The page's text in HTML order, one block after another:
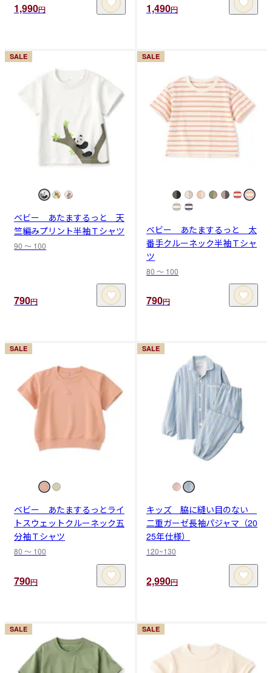
1,990円 1,490円
SALE
ベビー あたまするっと 天
竺編みプリント半袖Ｔシャツ
90 〜 100
790円
SALE
ベビー あたまするっと 太
番手クルーネック半袖Ｔシャ
ツ
80 〜 100
790円
SALE
ベビー あたまするっとライ
トスウェットクルーネック五
分袖Ｔシャツ
80 〜 100
790円
SALE
キッズ 脇に縫い目のない
二重ガーゼ長袖パジャマ（20
25年仕様）
120~130
2,990円
SALE SALE